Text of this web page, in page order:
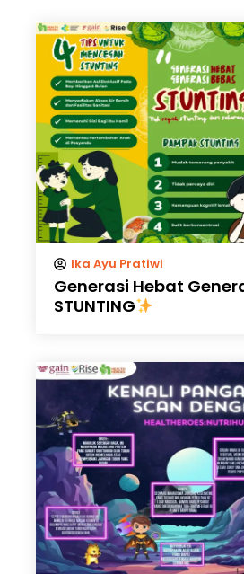
Ika Ayu Pratiwi
Generasi Hebat
STUNTING